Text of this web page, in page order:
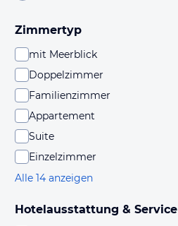
Zimmertyp
mit Meerblick
Doppelzimmer
Familienzimmer
Appartement
Suite
Einzelzimmer
Alle 14 anzeigen
Hotelausstattung & Service